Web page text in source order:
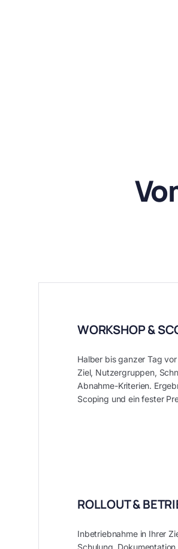
WORKSHOP &
Halber bis ganzer Tag
Ziel, Nutzergruppen,
Abnahme-Kriterien.
Scoping und ein fester
ROLLOUT &
Inbetriebnahme in Ihrer
Schulung,